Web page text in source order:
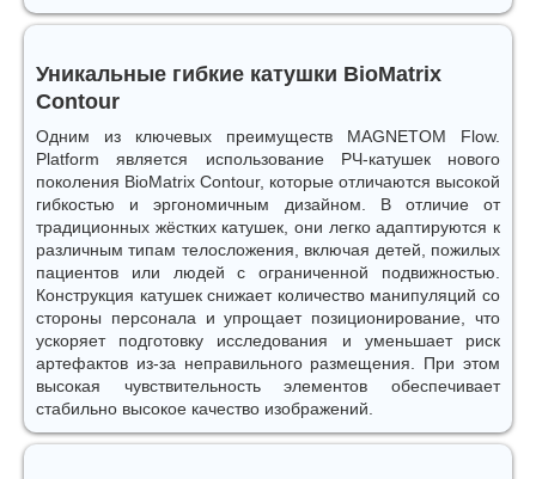
Уникальные гибкие катушки BioMatrix
Contour
Одним из ключевых преимуществ MAGNETOM Flow.
Platform является использование РЧ-катушек нового
поколения BioMatrix Contour, которые отличаются высокой
гибкостью и эргономичным дизайном. В отличие от
традиционных жёстких катушек, они легко адаптируются к
различным типам телосложения, включая детей, пожилых
пациентов или людей с ограниченной подвижностью.
Конструкция катушек снижает количество манипуляций со
стороны персонала и упрощает позиционирование, что
ускоряет подготовку исследования и уменьшает риск
артефактов из-за неправильного размещения. При этом
высокая чувствительность элементов обеспечивает
стабильно высокое качество изображений.